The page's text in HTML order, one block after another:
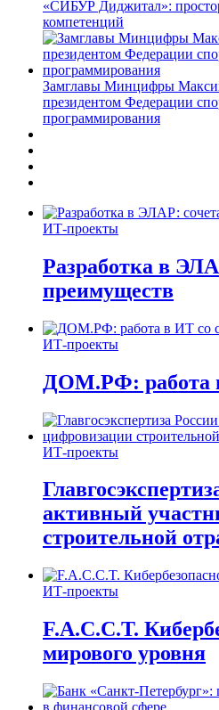
«СИБУР Диджитал»:
компетенций
Замглавы Минцифры
президентом Федерации
программирования
ИТ-проекты
Разработка в
преимуществ
ИТ-проекты
ДОМ.РФ: работа
ИТ-проекты
активный
строительной
ИТ-проекты
F.A.C.C.T.
мирового уровня